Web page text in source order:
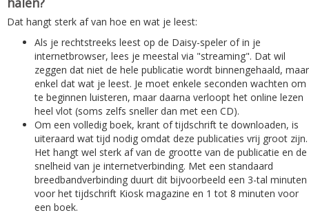
Dat hangt sterk af van hoe en wat je leest:
Als je rechtstreeks leest op de Daisy-speler of in je
internetbrowser, lees je meestal via "streaming". Dat wil
zeggen dat niet de hele publicatie wordt binnengehaald, maar
enkel dat wat je leest. Je moet enkele seconden wachten om
te beginnen luisteren, maar daarna verloopt het online lezen
heel vlot (soms zelfs sneller dan met een CD).
Om een volledig boek, krant of tijdschrift te downloaden, is
uiteraard wat tijd nodig omdat deze publicaties vrij groot zijn.
Het hangt wel sterk af van de grootte van de publicatie en de
snelheid van je internetverbinding. Met een standaard
breedbandverbinding duurt dit bijvoorbeeld een 3-tal minuten
voor het tijdschrift Kiosk magazine en 1 tot 8 minuten voor
een boek.